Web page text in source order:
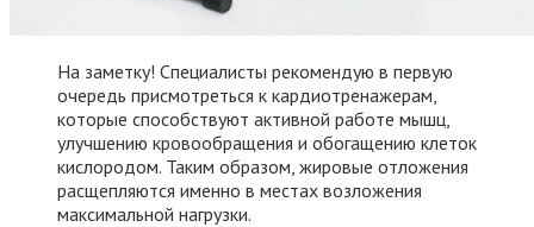
На заметку! Специалисты рекомендую в первую
очередь присмотреться к кардиотренажерам,
которые способствуют активной работе мышц,
улучшению кровообращения и обогащению клеток
кислородом. Таким образом, жировые отложения
расщепляются именно в местах возложения
максимальной нагрузки.